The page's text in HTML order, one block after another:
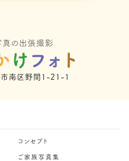
南区野間1-21-1
コンセプト
ご家族写真集